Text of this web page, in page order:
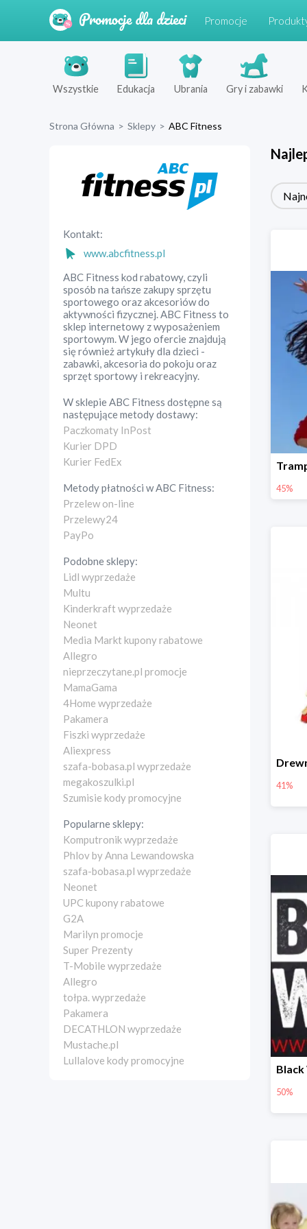
Promocje
Wszystkie Edukacja Ubrania Gry i zabawki
Strona Główna > Sklepy > ABC Fitness
Kontakt:
www.abcfitness.pl
ABC Fitness kod rabatowy, czyli
sposób na tańsze zakupy sprzętu
sportowego oraz akcesoriów do
aktywności fizycznej. ABC Fitness to
sklep internetowy z wyposażeniem
sportowym. W jego ofercie znajdują
się również artykuły dla dzieci -
zabawki, akcesoria do pokoju oraz
sprzęt sportowy i rekreacyjny.
W sklepieABC Fitness dostępne są
następujące metody dostawy:
Paczkomaty InPost
Kurier DPD
Kurier FedEx
Metody płatności wABC Fitness:
Przelew on-line
Przelewy24
PayPo
Podobne sklepy:
Lidl wyprzedaże
Multu
Kinderkraft wyprzedaże
Neonet
Media Markt kupony rabatowe
Allegro
nieprzeczytane.pl promocje
MamaGama
4Home wyprzedaże
Pakamera
Fiszki wyprzedaże
Aliexpress
szafa-bobasa.pl wyprzedaże
megakoszulki.pl
Szumisie kody promocyjne
Popularne sklepy:
Komputronik wyprzedaże
Phlov by Anna Lewandowska
szafa-bobasa.pl wyprzedaże
Neonet
UPC kupony rabatowe
G2A
Marilyn promocje
Super Prezenty
T-Mobile wyprzedaże
Allegro
tołpa. wyprzedaże
Pakamera
DECATHLON wyprzedaże
Mustache.pl
Lullalove kody promocyjne
45%
41%
50%